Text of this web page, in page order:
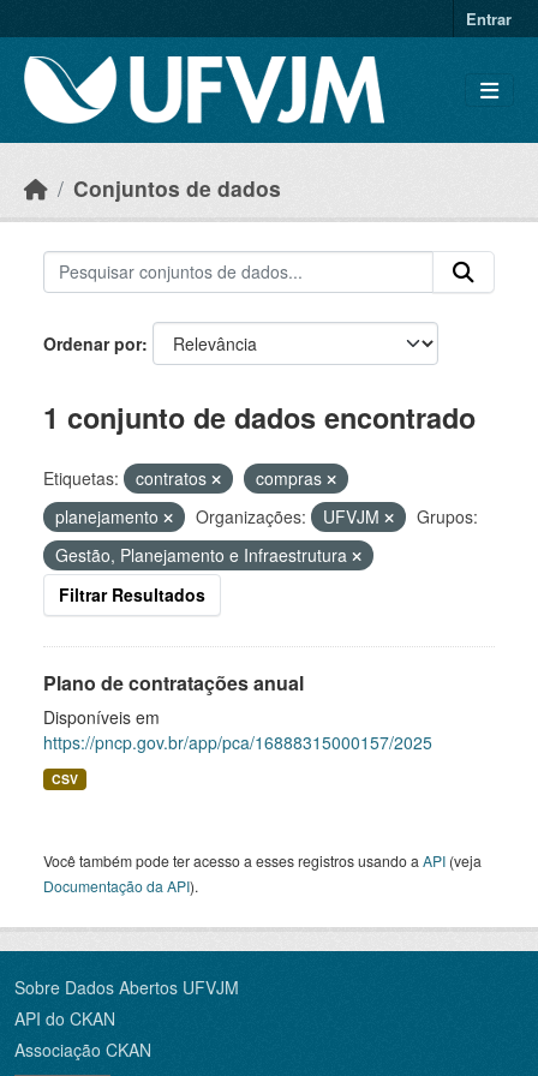
Entrar
Conjuntos de dados
Ordenar por
1 conjunto de dados encontrado
Etiquetas: contratos
compras
planejamento
Organizações: UFVJM
Grupos:
Gestão, Planejamento e Infraestrutura
Filtrar Resultados
Plano de contratações anual
Disponíveis em
https://pncp.gov.br/app/pca/16888315000157/2025
CSV
Você também pode ter acesso a esses registros usando a API (veja
Documentação da API).
Sobre Dados Abertos UFVJM
API do CKAN
Associação CKAN